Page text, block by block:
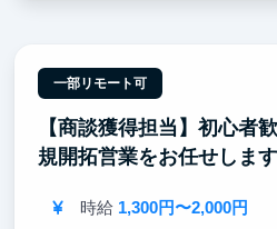
め、将来起業したい方や、事
業界を志望する方に最適です
ームのマネジメントやイベン
任せします。
一部リモート可
【商談獲得担当】初心者
規開拓営業をお任せします
時給 1,300円〜2,000円